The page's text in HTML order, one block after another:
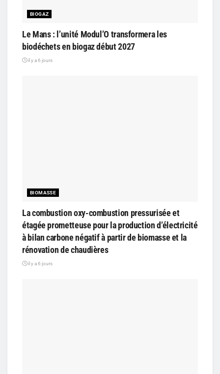
BIOGAZ
Le Mans : l’unité Modul’O transformera les
biodéchets en biogaz début 2027
il y a 6 jours
BIOMASSE
La combustion oxy-combustion pressurisée et
étagée prometteuse pour la production d’électricité
à bilan carbone négatif à partir de biomasse et la
rénovation de chaudières
il y a 6 jours